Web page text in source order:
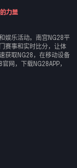
娱乐活动。南宫NG28平
赛事和实时比分，让体
获取NG28，在移动设备
网，下载NG28APP，